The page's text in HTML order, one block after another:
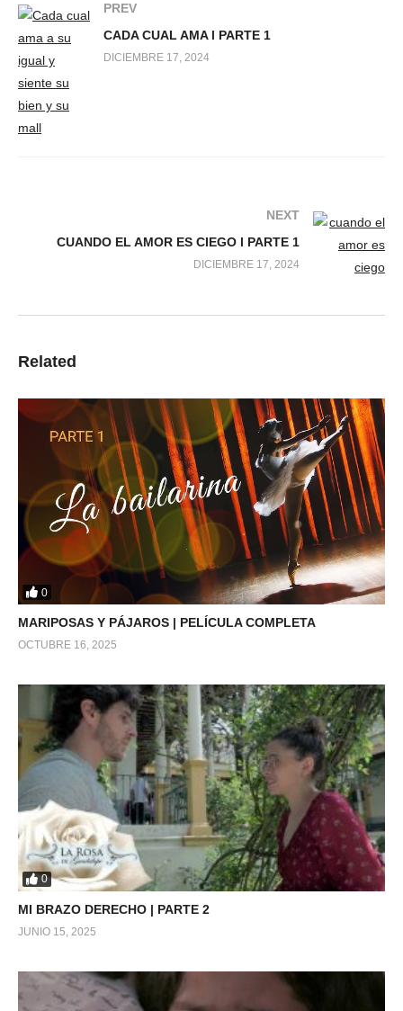
PREV
CADA CUAL AMA l PARTE 1
DICIEMBRE 17, 2024
NEXT
CUANDO EL AMOR ES CIEGO l PARTE 1
DICIEMBRE 17, 2024
Related
0
MARIPOSAS Y PÁJAROS | PELÍCULA COMPLETA
OCTUBRE 16, 2025
0
MI BRAZO DERECHO | PARTE 2
JUNIO 15, 2025